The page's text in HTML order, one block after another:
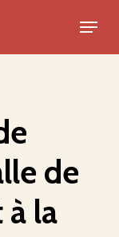
Menu
de
à la